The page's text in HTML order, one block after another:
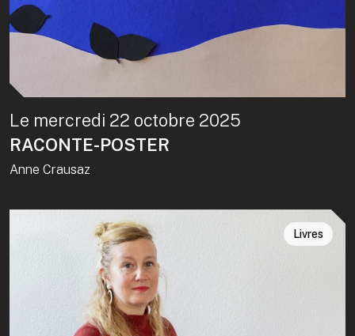
Le mercredi 22 octobre 2025
RACONTE-POSTER
Anne Crausaz
Livres